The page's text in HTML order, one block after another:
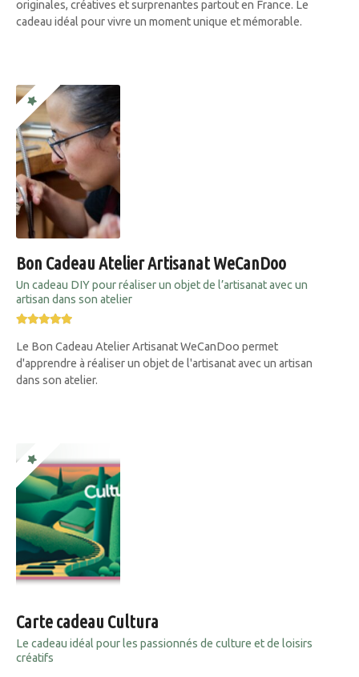
originales, créatives et surprenantes partout en France. Le
cadeau idéal pour vivre un moment unique et mémorable.
Bon Cadeau Atelier Artisanat WeCanDoo
Un cadeau DIY pour réaliser un objet de l’artisanat avec un
artisan dans son atelier
Le Bon Cadeau Atelier Artisanat WeCanDoo permet
d'apprendre à réaliser un objet de l'artisanat avec un artisan
dans son atelier.
Carte cadeau Cultura
Le cadeau idéal pour les passionnés de culture et de loisirs
créatifs